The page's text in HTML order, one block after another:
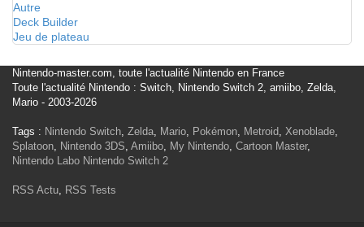
Autre
Deck Builder
Jeu de plateau
Nintendo-master.com, toute l'actualité Nintendo en France
Toute l'actualité Nintendo : Switch, Nintendo Switch 2, amiibo, Zelda,
Mario - 2003-2026
Tags : Nintendo Switch, Zelda, Mario, Pokémon, Metroid, Xenoblade,
Splatoon, Nintendo 3DS, Amiibo, My Nintendo, Cartoon Master,
Nintendo Labo Nintendo Switch 2
RSS Actu, RSS Tests